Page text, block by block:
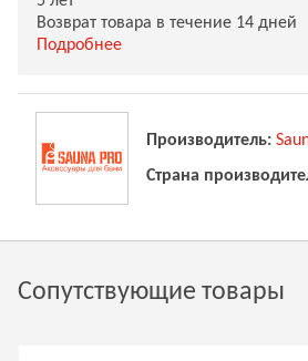
Возврат товара в течение 14 дней
Подробнее
Производитель:
Страна
Сопутствующие товары